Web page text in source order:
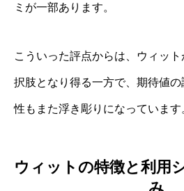
ミが一部あります。
こういった評点からは、ウィッ
択肢となり得る一方で、期待値
性もまた浮き彫りになっています
ウィットの特徴と利用